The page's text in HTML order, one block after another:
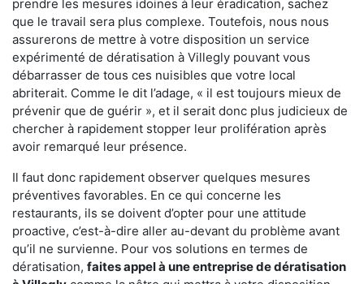
prendre les mesures idoines à leur éradication, sachez
que le travail sera plus complexe. Toutefois, nous nous
assurerons de mettre à votre disposition un service
expérimenté de dératisation à Villegly pouvant vous
débarrasser de tous ces nuisibles que votre local
abriterait. Comme le dit l’adage, « il est toujours mieux de
prévenir que de guérir », et il serait donc plus judicieux de
chercher à rapidement stopper leur prolifération après
avoir remarqué leur présence.
Il faut donc rapidement observer quelques mesures
préventives favorables. En ce qui concerne les
restaurants, ils se doivent d’opter pour une attitude
proactive, c’est-à-dire aller au-devant du problème avant
qu’il ne survienne. Pour vos solutions en termes de
dératisation, faites appel à une entreprise de dératisation